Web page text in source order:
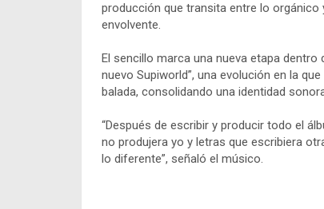
producción que transita entre lo
envolvente.
El sencillo marca una nueva etapa
nuevo Supiworld”, una evolución en la
balada, consolidando una identidad
“Después de escribir y producir todo el
no produjera yo y letras que escribiera
lo diferente”, señaló el músico.